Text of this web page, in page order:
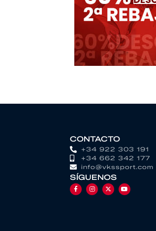
CONTACTO
+34 922 303 191
+34 662 342 177
info@vkssport.com
SÍGUENOS